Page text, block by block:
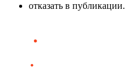
отказать в публикации.